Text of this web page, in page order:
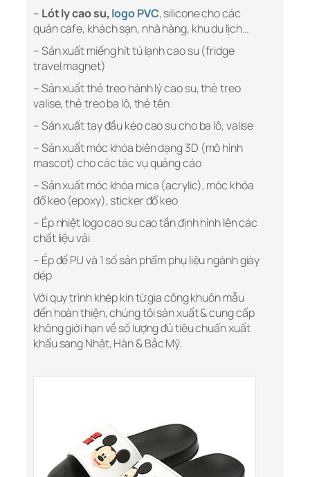
– Lót ly cao su, logo PVC, silicone cho các
quán cafe, khách sạn, nhà hàng, khu du lịch…
– Sản xuất miếng hít tủ lạnh cao su (fridge
travel magnet)
– Sản xuất thẻ treo hành lý cao su, thẻ treo
valise, thẻ treo ba lô, thẻ tên
– Sản xuất tay đầu kéo cao su cho ba lô, valise
– Sản xuất móc khóa biên dạng 3D (mô hình
mascot) cho các tác vụ quảng cáo
– Sản xuất móc khóa mica (acrylic), móc khóa
đổ keo (epoxy), sticker đổ keo
– Ép nhiệt logo cao su cao tần định hình lên các
chất liệu vải
– Ép đế PU và 1 số sản phẩm phụ liệu ngành giày
dép
Với quy trình khép kín từ gia công khuôn mẫu
đến hoàn thiện, chúng tôi sản xuất & cung cấp
không giới hạn về số lượng đủ tiêu chuẩn xuất
khẩu sang Nhật, Hàn & Bắc Mỹ.